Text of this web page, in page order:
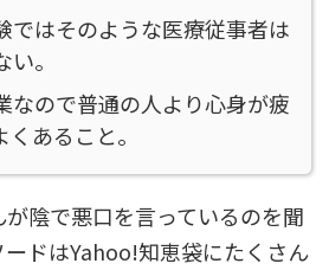
ではそのような医療従事者は
。
なので普通の人より心身が疲
あること。
陰で悪口を言っているのを聞
ドはYahoo!知恵袋にたくさん